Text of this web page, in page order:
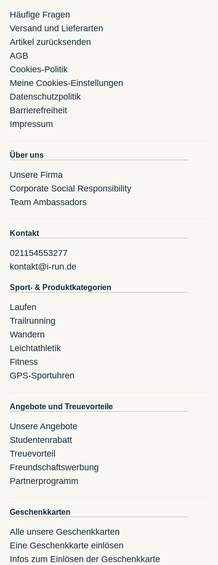
Häufige Fragen
Versand und Lieferarten
Artikel zurücksenden
AGB
Cookies-Politik
Meine Cookies-Einstellungen
Datenschutzpolitik
Barrierefreiheit
Impressum
Über uns
Unsere Firma
Corporate Social Responsibility
Team Ambassadors
Kontakt
021154553277
kontakt@i-run.de
Sport- & Produktkategorien
Laufen
Trailrunning
Wandern
Leichtathletik
Fitness
GPS-Sportuhren
Angebote und Treuevorteile
Unsere Angebote
Studentenrabatt
Treuevorteil
Freundschaftswerbung
Partnerprogramm
Geschenkkarten
Alle unsere Geschenkkarten
Eine Geschenkkarte einlösen
Infos zum Einlösen der Geschenkkarte